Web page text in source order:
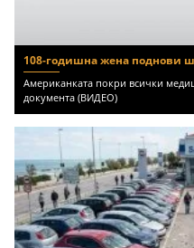
108-годишна жена поднови
Американката покри всички
документа (ВИДЕО)